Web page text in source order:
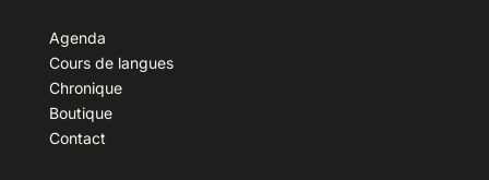
Agenda
Cours de langues
Chronique
Boutique
Contact